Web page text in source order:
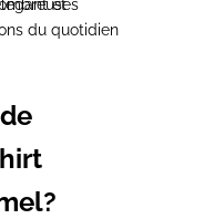
et
du quotidien